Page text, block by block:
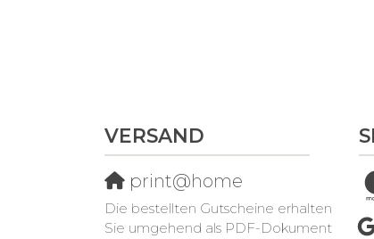
VERSAND
print@home
Die bestellten Gutscheine erhalten
Sie umgehend als PDF-Dokument